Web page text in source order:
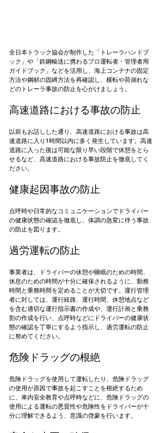
全日本トラック協会が制作した「トレーラハンドブ
ック」や「鉄鋼輸送に携わるプロ運転者・管理者用
ガイドブック」などを活用し、海上コンテナの固定
方法や鋼材の固縛方法を再確認し、横転や荷崩れな
高速道路における事故の防止
以前もお話しした通り、高速道路における事故は高
速道路に入り1時間以内に多く発生しています。高速
道路に入った後は可能な限り早い段階で休憩をとら
せるなど、高速道路における事故防止を徹底してく
健康起因事故の防止
点呼時や日常的なコミュニケーションでドライバー
の健康状態の確認を徹底し、体調の急変に伴う事故
過労運転の防止
事業者は、ドライバーの休憩や睡眠のための時間、
休息のための時間が十分に確保されるように、勤務
時間と乗務時間を定めることが大切です。運行管理
者に対しては、運行経路、運行時間、休憩地点など
を含む適切な運行指示書の作成や、運行計画と乗務
割の作成を行い、点呼時などにドライバーの健康状
態の確認を丁寧にするよう指示し、過労運転の防止
危険ドラッグの根絶
危険ドラッグを使用して運転したり、危険ドラッグ
の使用が原因で事故を起こすことを根絶するため
に、車内安全教育や点呼時などに、危険ドラッグの
使用による運転の悪質性や危険性をドライバーが十